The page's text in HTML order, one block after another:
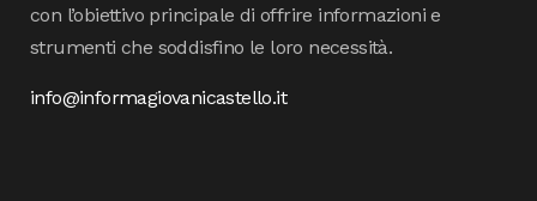
con l’obiettivo principale di offrire informazioni e
strumenti che soddisfino le loro necessità.
info@informagiovanicastello.it